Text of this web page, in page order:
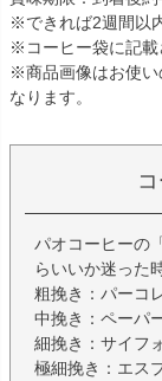
※できれば2週間以
※コーヒー袋に記載
※商品画像はお使い
なります。
パオコーヒーの
らいいか迷った
粗挽き：パーコ
中挽き：ペーパ
細挽き：サイフ
極細挽き：エス